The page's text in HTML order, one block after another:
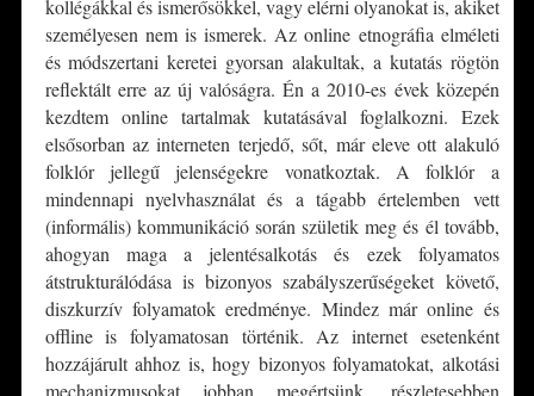
kollégákkal és ismerősökkel, vagy elérni olyanokat is, akiket
személyesen nem is ismerek. Az online etnográfia elméleti
és módszertani keretei gyorsan alakultak, a kutatás rögtön
reflektált erre az új valóságra. Én a 2010-es évek közepén
kezdtem online tartalmak kutatásával foglalkozni. Ezek
elsősorban az interneten terjedő, sőt, már eleve ott alakuló
folklór jellegű jelenségekre vonatkoztak. A folklór a
mindennapi nyelvhasználat és a tágabb értelemben vett
(informális) kommunikáció során születik meg és él tovább,
ahogyan maga a jelentésalkotás és ezek folyamatos
átstrukturálódása is bizonyos szabályszerűségeket követő,
diszkurzív folyamatok eredménye. Mindez már online és
offline is folyamatosan történik. Az internet esetenként
hozzájárult ahhoz is, hogy bizonyos folyamatokat, alkotási
mechanizmusokat jobban megértsünk, részletesebben